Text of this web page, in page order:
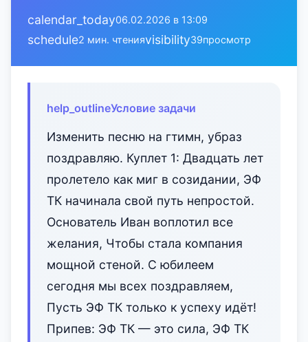
calendar_today06.02.2026 в 13:09
schedule2 мин. чтенияvisibility39просмотр
help_outlineУсловие задачи
Изменить песню на гтимн, убраз
поздравляю. Куплет 1: Двадцать лет
пролетело как миг в созидании, ЭФ
ТК начинала свой путь непростой.
Основатель Иван воплотил все
желания, Чтобы стала компания
мощной стеной. С юбилеем
сегодня мы всех поздравляем,
Пусть ЭФ ТК только к успеху идёт!
Припев: ЭФ ТК — это сила, ЭФ ТК